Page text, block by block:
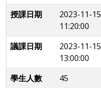
授課日期
2023-11-15
11:20:00
議課日期
2023-11-15
13:00:00
學生人數 45